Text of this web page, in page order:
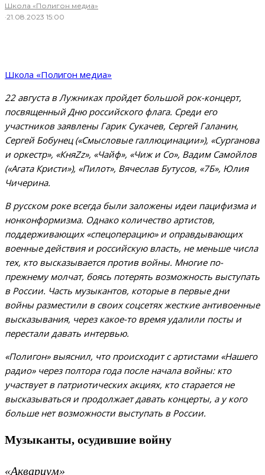
Школа «Полигон медиа»
·21.08.2023 15:00
Школа «Полигон медиа»
22 августа в Лужниках пройдет большой рок-концерт,
посвященный Дню российского флага. Среди его
участников заявлены Гарик Сукачев, Сергей Галанин,
Сергей Бобунец («Смысловые галлюцинации»), «Сурганова
и оркестр», «КняZz», «Чайф», «Чиж и Co», Вадим Самойлов
(«Агата Кристи»), «Пилот», Вячеслав Бутусов, «7Б», Юлия
Чичерина.
В русском роке всегда были заложены идеи пацифизма и
нонконформизма. Однако количество артистов,
поддерживающих «спецоперацию» и оправдывающих
военные действия и российскую власть, не меньше числа
тех, кто высказывается против войны. Многие по-
прежнему молчат, боясь потерять возможность выступать
в России. Часть музыкантов, которые в первые дни
войны разместили в своих соцсетях жесткие антивоенные
высказывания, через какое-то время удалили посты и
перестали давать интервью.
«Полигон» выяснил, что происходит с артистами «Нашего
радио» через полтора года после начала войны: кто
участвует в патриотических акциях, кто старается не
высказываться и продолжает давать концерты, а у кого
больше нет возможности выступать в России.
Музыканты, осудившие войну
«Аквариум»